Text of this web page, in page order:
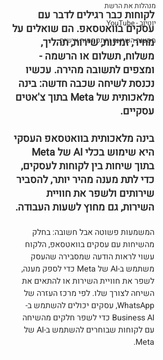
מנהלות את הרשת
יוטיוב - YouTube
מסעות השראה והתפתחות אישית
לקוחות כבר רגילים לדבר עם
עסקים בוואטסאפ. הם שואלים על
מחיר, זמינות, שירות, תהליך,
משלוח, תשלום או הרשמה -
ומצפים לתשובה מהירה. עכשיו
נכנסת לשיחה שכבה חדשה: בינה
מלאכותית של Meta בתוך צ'אטים
עסקיים.
בינה מלאכותית בוואטסאפ העסקי
בתוך שיחות בין לקוחות לעסקים,
כדי לתת מענה מהיר יותר, להסביר
שירותים ולשפר את חוויית
השירות, גם מחוץ לשעות העבודה.
המשמעות פשוטה אבל חשובה: בחלק
מהשיחות עם עסקים בוואטסאפ, הלקוח
עשוי לראות הודעה שמסבירה שהעסק
משתמש ב-AI של Meta כדי לספק מענה,
לשפר את חוויית השירות או להתאים את
השיחה לצורך שלו. לפי מרכז העזרה של
WhatsApp, עסקים יכולים להשתמש ב-
Business AI כדי לשפר חלקים מהשיחה
עם לקוחות שבוחרים להשתמש ב-AI של
Meta.